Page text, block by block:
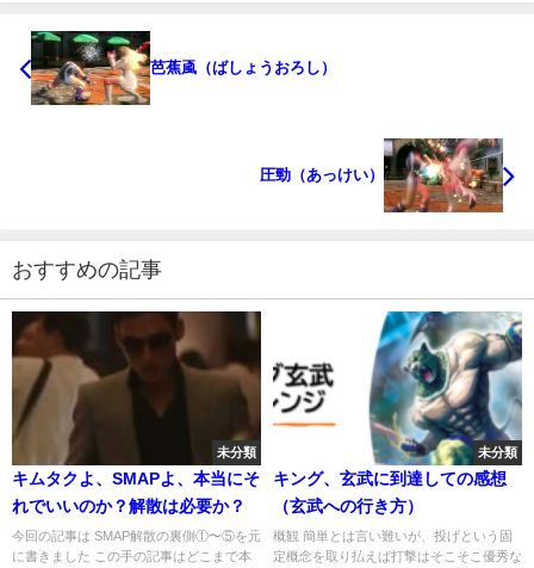
芭蕉颪（ばしょうおろし）
圧勁（あっけい）
おすすめの記事
未分類
キムタクよ、SMAPよ、本当にそ
れでいいのか？解散は必要か？
今回の記事は SMAP解散の裏側①〜⑤を元
に書きました この手の記事はどこまで本
未分類
キング、玄武に到達しての感想
（玄武への行き方）
概観 簡単とは言い難いが、投げという固
定概念を取り払えば打撃はそこそこ優秀な